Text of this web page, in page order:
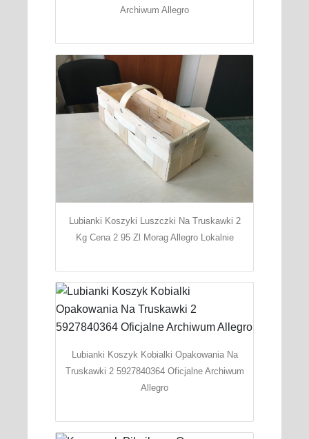
Archiwum Allegro
Lubianki Koszyki Luszczki Na Truskawki 2
Kg Cena 2 95 Zl Morag Allegro Lokalnie
Lubianki Koszyk Kobialki Opakowania Na
Truskawki 2 5927840364 Oficjalne Archiwum
Allegro